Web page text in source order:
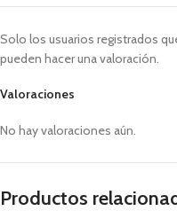
Valoraciones
No hay valoraciones aún.
Solo los usuarios registrados
pueden hacer una valoración.
Productos